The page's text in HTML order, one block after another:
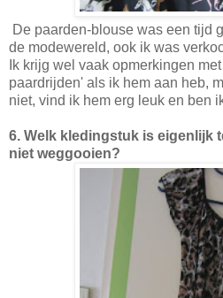
De paarden-blouse was een tijd
de modewereld, ook ik was
Ik krijg wel vaak opmerkingen
paardrijden' als ik hem aan heb,
niet, vind ik hem erg leuk en ben
6. Welk kledingstuk is eigenlijk
niet weggooien?